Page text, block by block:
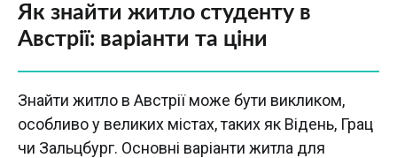
Як знайти житло студенту в
Австрії: варіанти та ціни
Знайти житло в Австрії може бути викликом,
особливо у великих містах, таких як Відень, Грац
чи Зальцбург. Основні варіанти житла для